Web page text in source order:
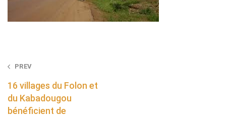
Post
navigation
PREV
16 villages du Folon et
du Kabadougou
bénéficient de